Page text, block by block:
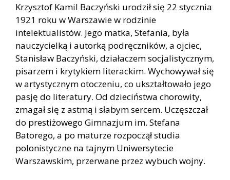
Krzysztof Kamil Baczyński urodził się 22 stycznia
1921 roku w Warszawie w rodzinie
intelektualistów. Jego matka, Stefania, była
nauczycielką i autorką podręczników, a ojciec,
Stanisław Baczyński, działaczem socjalistycznym,
pisarzem i krytykiem literackim. Wychowywał się
w artystycznym otoczeniu, co ukształtowało jego
pasję do literatury. Od dzieciństwa chorowity,
zmagał się z astmą i słabym sercem. Uczęszczał
do prestiżowego Gimnazjum im. Stefana
Batorego, a po maturze rozpoczął studia
polonistyczne na tajnym Uniwersytecie
Warszawskim, przerwane przez wybuch wojny.